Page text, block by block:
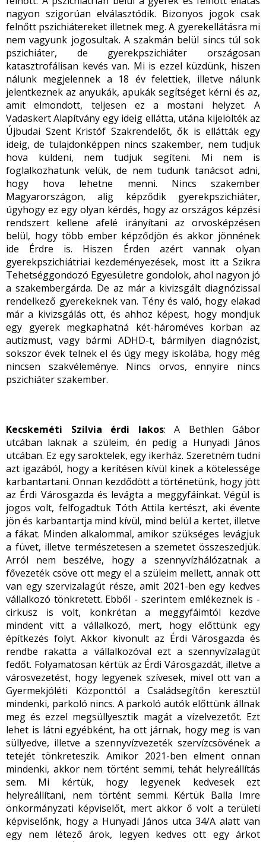
nagyon szigorúan elválasztódik. Bizonyos jogok csak
felnőtt pszichiátereket illetnek meg. A gyerekellátásra mi
nem vagyunk jogosultak. A szakmán belül sincs túl sok
pszichiáter, de gyerekpszichiáter országosan
katasztrofálisan kevés van. Mi is ezzel küzdünk, hiszen
nálunk megjelennek a 18 év felettiek, illetve nálunk
jelentkeznek az anyukák, apukák segítséget kérni és az,
amit elmondott, teljesen ez a mostani helyzet. A
Vadaskert Alapítvány egy ideig ellátta, utána kijelölték az
Újbudai Szent Kristóf Szakrendelőt, ők is ellátták egy
ideig, de tulajdonképpen nincs szakember, nem tudjuk
hova küldeni, nem tudjuk segíteni. Mi nem is
foglalkozhatunk velük, de nem tudunk tanácsot adni,
hogy hova lehetne menni. Nincs szakember
Magyarországon, alig képződik gyerekpszichiáter,
úgyhogy ez egy olyan kérdés, hogy az országos képzési
rendszert kellene afelé irányítani az orvosképzésen
belül, hogy több ember képződjön és akkor jönnének
ide Érdre is. Hiszen Érden azért vannak olyan
gyerekpszichiátriai kezdeményezések, most itt a Szikra
Tehetséggondozó Egyesületre gondolok, ahol nagyon jó
a szakembergárda. De az már a kivizsgált diagnózissal
rendelkező gyerekeknek van. Tény és való, hogy elakad
már a kivizsgálás ott, és ahhoz képest, hogy mondjuk
egy gyerek megkaphatná két-hároméves korban az
autizmust, vagy bármi ADHD-t, bármilyen diagnózist,
sokszor évek telnek el és úgy megy iskolába, hogy még
nincsen szakvéleménye. Nincs orvos, ennyire nincs
pszichiáter szakember.
Kecskeméti Szilvia érdi lakos: A Bethlen Gábor
utcában laknak a szüleim, én pedig a Hunyadi János
utcában. Ez egy saroktelek, egy ikerház. Szeretném tudni
azt igazából, hogy a kerítésen kívül kinek a kötelessége
karbantartani. Onnan kezdődött a történetünk, hogy jött
az Érdi Városgazda és levágta a meggyfáinkat. Végül is
jogos volt, felfogadtuk Tóth Attila kertészt, aki évente
jön és karbantartja mind kívül, mind belül a kertet, illetve
a fákat. Minden alkalommal, amikor szükséges levágjuk
a füvet, illetve természetesen a szemetet összeszedjük.
Arról nem beszélve, hogy a szennyvízhálózatnak a
fővezeték csöve ott megy el a szüleim mellett, annak ott
van egy szervizalagút része, amit 2021-ben egy kedves
vállalkozó tönkretett. Ebből - szerintem emlékeznek is -
cirkusz is volt, konkrétan a meggyfáimtól kezdve
mindent vitt a vállalkozó, mert, hogy előttünk egy
építkezés folyt. Akkor kivonult az Érdi Városgazda és
rendbe rakatta a vállalkozóval ezt a szennyvízalagút
fedőt. Folyamatosan kértük az Érdi Városgazdát, illetve a
városvezetést, hogy legyenek szívesek, mivel ott van a
Gyermekjóléti Központtól a Családsegítőn keresztül
mindenki, parkoló nincs. A parkoló autók előttünk állnak
meg és ezzel megsüllyesztik magát a vízelvezetőt. Ezt
lehet is látni egyébként, ha ott járnak, hogy meg is van
süllyedve, illetve a szennyvízvezeték szervízcsövének a
tetejét tönkreteszik. Amikor 2021-ben elment onnan
mindenki, akkor nem történt semmi, tehát helyreállítás
sem. Mi kértük, hogy legyenek kedvesek ezt
helyreállítani, nem történt semmi. Kértük Balla Imre
önkormányzati képviselőt, mert akkor ő volt a területi
képviselőnk, hogy a Hunyadi János utca 34/A alatt van
egy nem létező árok, legyen kedves ott egy árkot